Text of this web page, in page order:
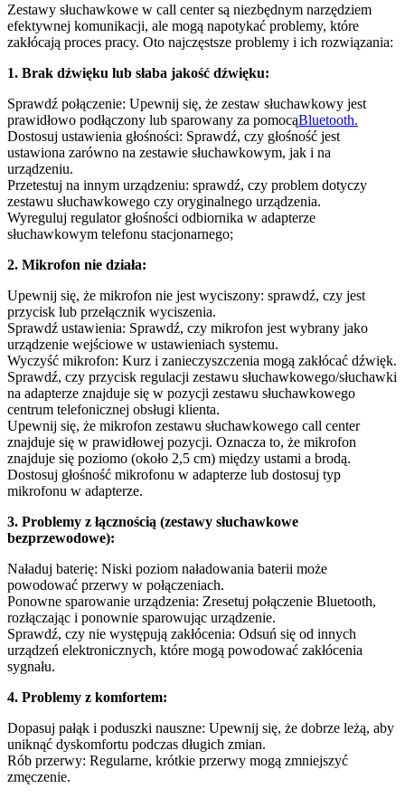
Zestawy słuchawkowe w call center są niezbędnym narzędziem
efektywnej komunikacji, ale mogą napotykać problemy, które
zakłócają proces pracy. Oto najczęstsze problemy i ich rozwiązania:
1. Brak dźwięku lub słaba jakość dźwięku:
Sprawdź połączenie: Upewnij się, że zestaw słuchawkowy jest
prawidłowo podłączony lub sparowany za pomocąBluetooth.
Dostosuj ustawienia głośności: Sprawdź, czy głośność jest
ustawiona zarówno na zestawie słuchawkowym, jak i na
urządzeniu.
Przetestuj na innym urządzeniu: sprawdź, czy problem dotyczy
zestawu słuchawkowego czy oryginalnego urządzenia.
Wyreguluj regulator głośności odbiornika w adapterze
słuchawkowym telefonu stacjonarnego;
2. Mikrofon nie działa:
Upewnij się, że mikrofon nie jest wyciszony: sprawdź, czy jest
przycisk lub przełącznik wyciszenia.
Sprawdź ustawienia: Sprawdź, czy mikrofon jest wybrany jako
urządzenie wejściowe w ustawieniach systemu.
Wyczyść mikrofon: Kurz i zanieczyszczenia mogą zakłócać dźwięk.
Sprawdź, czy przycisk regulacji zestawu słuchawkowego/słuchawki
na adapterze znajduje się w pozycji zestawu słuchawkowego
centrum telefonicznej obsługi klienta.
Upewnij się, że mikrofon zestawu słuchawkowego call center
znajduje się w prawidłowej pozycji. Oznacza to, że mikrofon
znajduje się poziomo (około 2,5 cm) między ustami a brodą.
Dostosuj głośność mikrofonu w adapterze lub dostosuj typ
mikrofonu w adapterze.
3. Problemy z łącznością (zestawy słuchawkowe
bezprzewodowe):
Naładuj baterię: Niski poziom naładowania baterii może
powodować przerwy w połączeniach.
Ponowne sparowanie urządzenia: Zresetuj połączenie Bluetooth,
rozłączając i ponownie sparowując urządzenie.
Sprawdź, czy nie występują zakłócenia: Odsuń się od innych
urządzeń elektronicznych, które mogą powodować zakłócenia
sygnału.
4. Problemy z komfortem:
Dopasuj pałąk i poduszki nauszne: Upewnij się, że dobrze leżą, aby
uniknąć dyskomfortu podczas długich zmian.
Rób przerwy: Regularne, krótkie przerwy mogą zmniejszyć
zmęczenie.